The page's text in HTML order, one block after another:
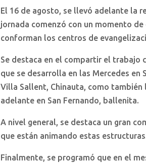
El 16 de agosto, se llevó adelante la
jornada comenzó con un momento
conforman los centros de
Se destaca en el compartir el trabajo
que se desarrolla en las Mercedes en
Villa Sallent, Chinauta, como
adelante en San Fernando, ballenita.
A nivel general, se destaca un gran
que están animando estas
Finalmente, se programó que en el